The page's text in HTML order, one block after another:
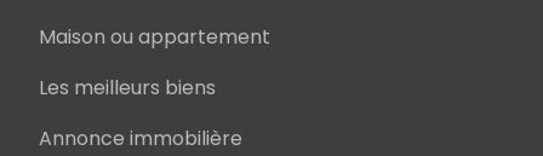
Maison ou appartement
Les meilleurs biens
Annonce immobilière